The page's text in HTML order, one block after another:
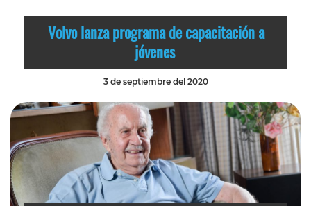
Volvo lanza programa de capacitación a
jóvenes
3 de septiembre del 2020